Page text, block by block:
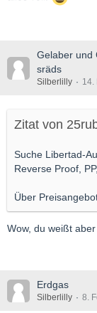
Gelaber und
sräds
Silberlilly 14.
Zitat von
Suche Libertad-
Reverse Proof,
Über
Wow, du weißt
Erdgas
Silberlilly 8.